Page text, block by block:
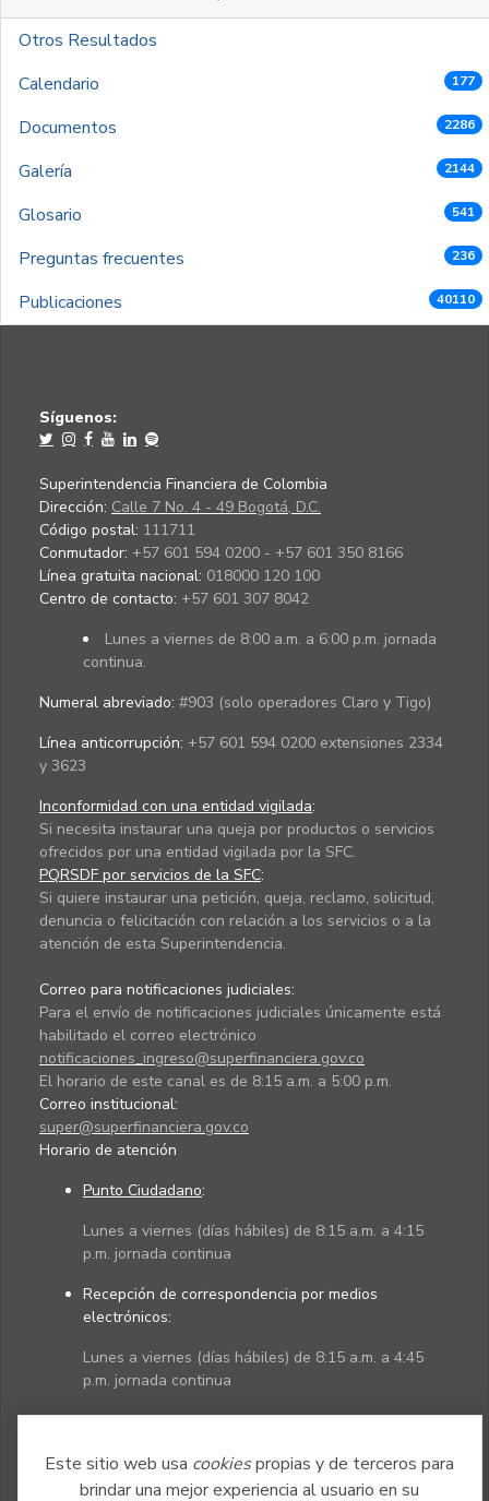
Este sitio web usa cookiespropias y de terceros para
brindar una mejor experiencia al usuario en su
Otros Resultados
Calendario
177
Documentos 2286
Galería 2144
Glosario 541
Preguntas frecuentes 236
Publicaciones 40110
Síguenos:
Superintendencia Financiera de Colombia
Dirección: Calle 7 No. 4 - 49 Bogotá, D.C.
Código postal: 111711
Conmutador: +57 601 594 0200 - +57 601 350 8166
Línea gratuita nacional: 018000 120 100
Centro de contacto: +57 601 307 8042
Lunes a viernes de 8:00 a.m. a 6:00 p.m. jornada
continua.
Numeral abreviado: #903 (solo operadores Claro y Tigo)
Línea anticorrupción: +57 601 594 0200 extensiones 2334
y 3623
Inconformidad con una entidad vigilada:
Si necesita instaurar una queja por productos o servicios
ofrecidos por una entidad vigilada por la SFC.
PQRSDF por servicios de la SFC:
Si quiere instaurar una petición, queja, reclamo, solicitud,
denuncia o felicitación con relación a los servicios o a la
atención de esta Superintendencia.
Correo para notificaciones judiciales:
Para el envío de notificaciones judiciales únicamente está
habilitado el correo electrónico
notificaciones_ingreso@superfinanciera.gov.co
El horario de este canal es de 8:15 a.m. a 5:00 p.m.
Correo institucional:
super@superfinanciera.gov.co
Horario de atención
Punto Ciudadano:
Lunes a viernes (días hábiles) de 8:15 a.m. a 4:15
p.m. jornada continua
Recepción de correspondencia por medios
electrónicos:
Lunes a viernes (días hábiles) de 8:15 a.m. a 4:45
p.m. jornada continua